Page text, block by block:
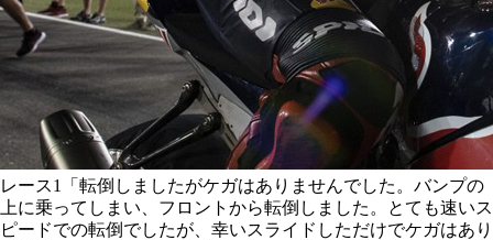
レース1「転倒しましたがケガはありませんでした。バンプの
上に乗ってしまい、フロントから転倒しました。とても速いス
ピードでの転倒でしたが、幸いスライドしただけでケガはあり